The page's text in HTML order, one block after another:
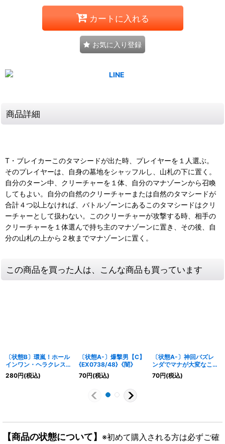
カートに入れる
お気に入り登録
商品詳細
T・ブレイカーこのタマシードが出た時、プレイヤーを１人選ぶ。
そのプレイヤーは、自身の墓地をシャッフルし、山札の下に置く。
自分のターン中、クリーチャーを１体、自分のマナゾーンから召喚
してもよい。自分の自然のクリーチャーまたは自然のタマシードが
合計４つ以上なければ、バトルゾーンにあるこのタマシードはクリ
ーチャーとして扱わない。このクリーチャーが攻撃する時、相手の
クリーチャーを１体選んで持ち主のマナゾーンに置き、その後、自
分の山札の上から２枚までマナゾーンに置く。
この商品を買った人は、こんな商品も買っています
〔状態B〕環嵐！ホール
インワン・ヘラクレス
【SR】
{22RP2XS8X/S8}《自
280円(税込)
〔状態A-〕爆撃男【C】
{EX0738/48}《闇》
70円(税込)
〔状態A-〕神回バズレ
ンダでマナが大変なこと
に?!驚愕【C】
{EX0939/42}《自然》
70円(税込)
【商品の状態について】 ※初めて購入される方は必ずご確